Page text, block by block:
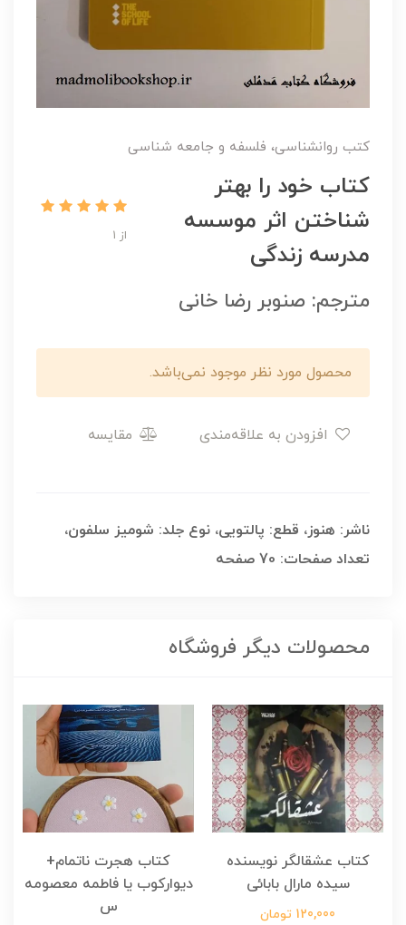
کتب روانشناسی، فلسفه و جامعه شناسی
کتاب خود را بهتر
شناختن اثر موسسه
مدرسه زندگی
از 1
مترجم: صنوبر رضا خانی
محصول مورد نظر موجود نمی‌باشد.
مقایسه
ناشر: هنوز، قطع: پالتویی، نوع جلد: شومیز سلفون،
تعداد صفحات: 70 صفحه
محصولات دیگر فروشگاه
کتاب عشقالگر نویسنده
سیده مارال بابائی
120,000 تومان
کتاب هجرت ناتمام+
دیوارکوب یا فاطمه معصومه
س